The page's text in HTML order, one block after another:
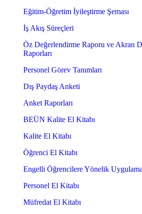
Eğitim-Öğretim İyileştirme Şeması
İş Akış Süreçleri
Öz Değerlendirme Raporu ve Akran
Raporları
Personel Görev Tanımları
Dış Paydaş Anketi
Anket Raporları
BEÜN Kalite El Kitabı
Kalite El Kitabı
Öğrenci El Kitabı
Engelli Öğrencilere Yönelik
Personel El Kitabı
Müfredat El Kitabı